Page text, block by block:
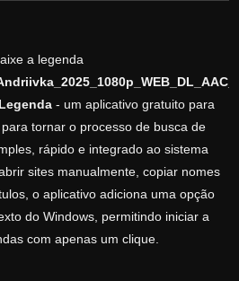
a legenda
- um aplicativo gratuito para
tornar o processo de busca de
rápido e integrado ao sistema
sites manualmente, copiar nomes
o aplicativo adiciona uma opção
do Windows, permitindo iniciar a
com apenas um clique.